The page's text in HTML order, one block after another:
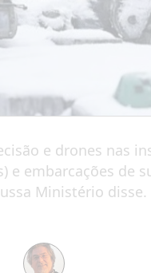
e drones nas
e embarcações
Ministério disse.